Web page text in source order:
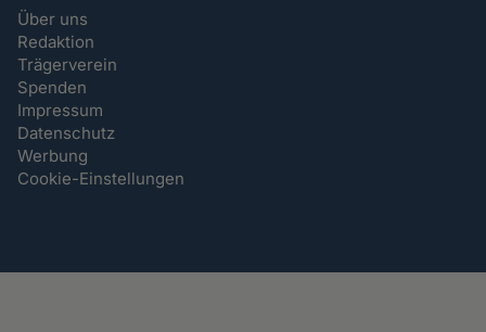
Über uns
Redaktion
Trägerverein
Spenden
Impressum
Datenschutz
Werbung
Cookie-Einstellungen